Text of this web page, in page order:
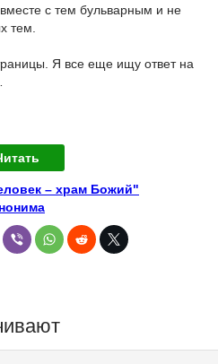
с тем бульварным и не
тем.
Я все еще ищу ответ на
– храм Божий"